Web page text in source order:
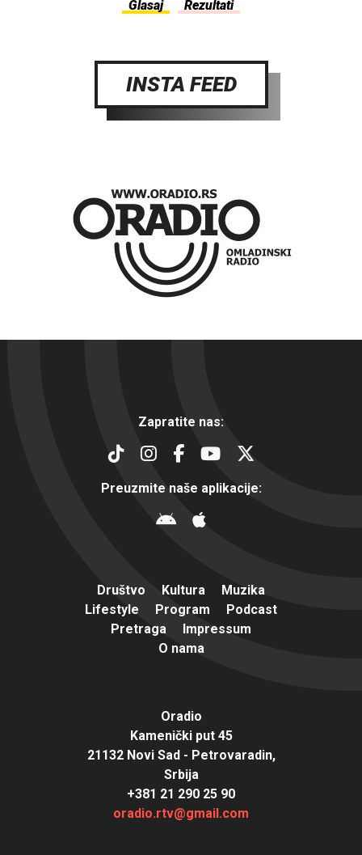
INSTA FEED
Zapratite nas:
Preuzmite naše aplikacije:
Društvo Kultura
Muzika
Lifestyle
Program
Podcast
Pretraga
Impressum
O nama
Oradio
Kamenički put 45
21132 Novi Sad - Petrovaradin,
Srbija
+381 21 290 25 90
oradio.rtv@gmail.com